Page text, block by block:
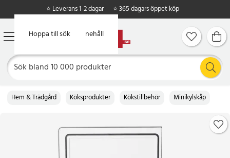
Hoppa till huvudinnehåll
Hoppa till sök
⭐ Leverans 1-2 dagar ⭐ 365 dagars öppet köp
Hem & Trädgård Köksprodukter Kökstillbehör Minikylskåp